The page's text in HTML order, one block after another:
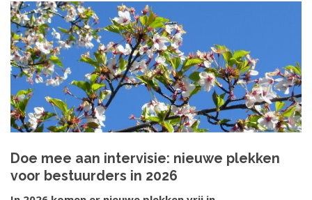
Doe mee aan intervisie: nieuwe plekken
voor bestuurders in 2026